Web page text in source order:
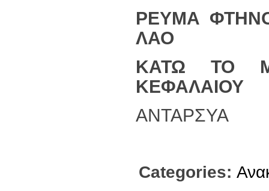
ΡΕΥΜΑ
ΛΑΟ
ΚΑΤΩ ΤΟ
ΚΕΦΑΛΑΙΟΥ
ΑΝΤΑΡΣΥΑ
Categories: